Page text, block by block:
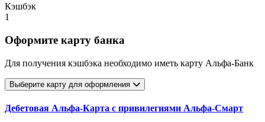
Кэшбэк
1
Оформите карту банка
Для получения кэшбэка необходимо иметь карту Альфа-Банк
Выберите карту для оформления
Дебетовая Альфа‑Карта с привилегиями Альфа‑Смарт